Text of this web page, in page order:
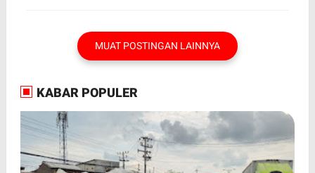
MUAT POSTINGAN LAINNYA
KABAR POPULER